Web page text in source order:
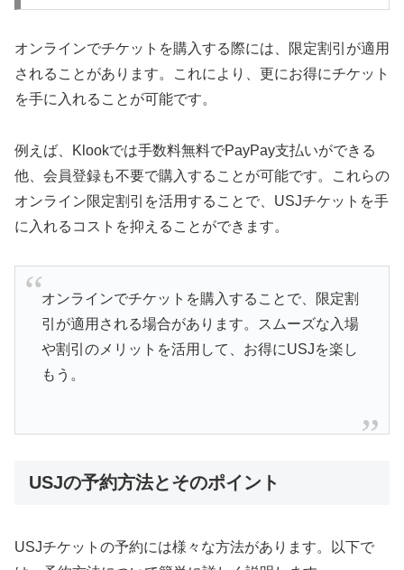
オンラインでチケットを購入する際には、限定割引が適用
されることがあります。これにより、更にお得にチケット
を手に入れることが可能です。
例えば、Klookでは手数料無料でPayPay支払いができる
他、会員登録も不要で購入することが可能です。これらの
オンライン限定割引を活用することで、USJチケットを手
に入れるコストを抑えることができます。
オンラインでチケットを購入することで、限定割
引が適用される場合があります。スムーズな入場
や割引のメリットを活用して、お得にUSJを楽し
もう。
USJの予約方法とそのポイント
USJチケットの予約には様々な方法があります。以下で